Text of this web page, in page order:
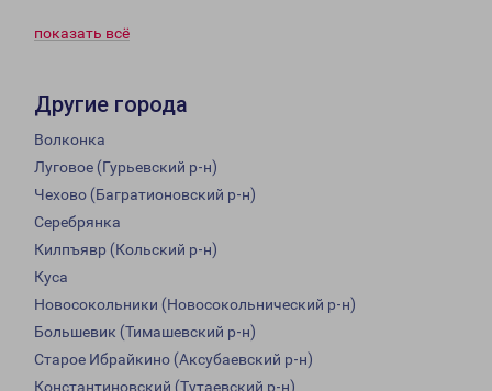
показать всё
Другие города
Волконка
Луговое (Гурьевский р-н)
Чехово (Багратионовский р-н)
Серебрянка
Килпъявр (Кольский р-н)
Куса
Новосокольники (Новосокольнический р-н)
Большевик (Тимашевский р-н)
Старое Ибрайкино (Аксубаевский р-н)
Константиновский (Тутаевский р-н)